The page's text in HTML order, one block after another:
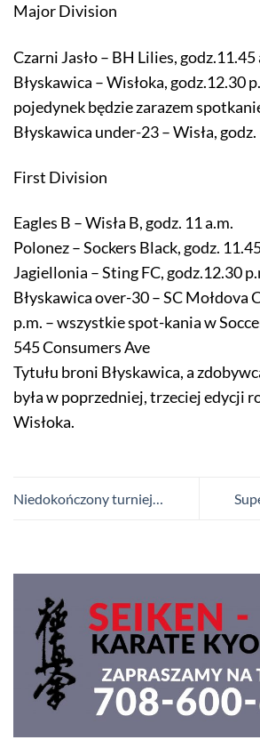
Major Division
Czarni Jasło – BH Lilies, godz.11.45
Błyskawica – Wisłoka, godz.12.30
pojedynek będzie zarazem
Błyskawica under-23 – Wisła, godz.
First Division
Eagles B – Wisła B, godz. 11 a.m.
Polonez – Sockers Black, godz.
Jagiellonia – Sting FC, godz.12.30
Błyskawica over-30 – SC Mołdova
p.m. – wszystkie spot-kania w
545 Consumers Ave
Tytułu broni Błyskawica, a
była w poprzedniej, trzeciej edycji
Wisłoka.
Niedokończony turniej…